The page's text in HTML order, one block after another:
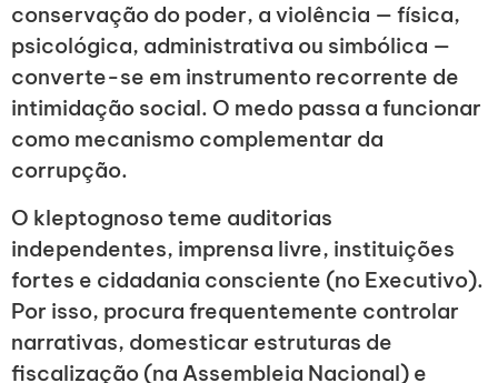
conservação do poder, a violência — física,
psicológica, administrativa ou simbólica —
converte-se em instrumento recorrente de
intimidação social. O medo passa a funcionar
como mecanismo complementar da
corrupção.
O kleptognoso teme auditorias
independentes, imprensa livre, instituições
fortes e cidadania consciente (no Executivo).
Por isso, procura frequentemente controlar
narrativas, domesticar estruturas de
fiscalização (na Assembleia Nacional) e